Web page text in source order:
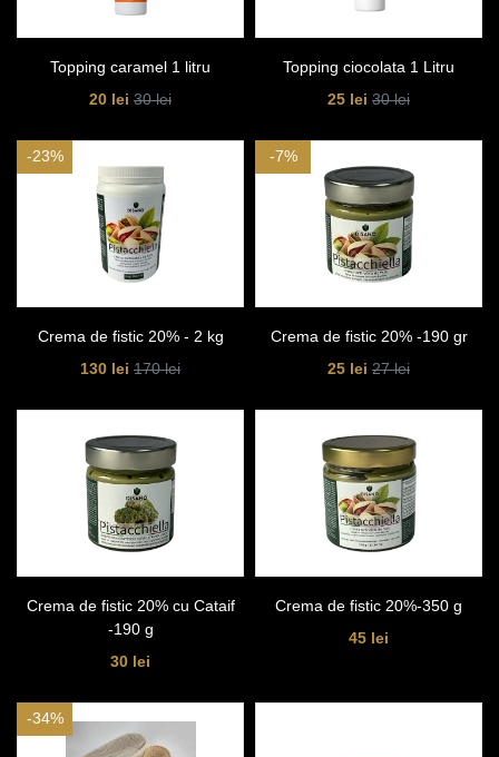
Topping caramel 1 litru
20 lei 30 lei
Topping ciocolata 1 Litru
25 lei 30 lei
-23%
Crema de fistic 20% - 2 kg
130 lei 170 lei
-7%
Crema de fistic 20% -190 gr
25 lei 27 lei
Crema de fistic 20% cu Cataif
-190 g
30 lei
Crema de fistic 20%-350 g
45 lei
-34%